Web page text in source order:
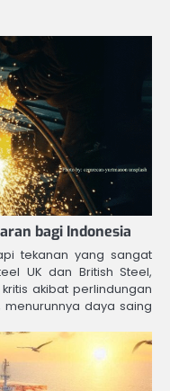
bagi Indonesia
tekanan yang sangat
UK dan British Steel,
akibat perlindungan
daya saing